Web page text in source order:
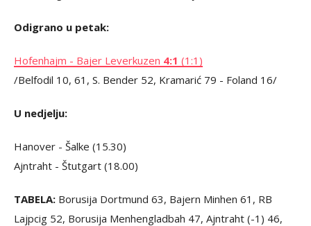
Odigrano u petak:
Hofenhajm - Bajer Leverkuzen 4:1 (1:1)
/Belfodil 10, 61, S. Bender 52, Kramarić 79 - Foland 16/
U nedjelju:
Hanover - Šalke (15.30)
Ajntraht - Štutgart (18.00)
TABELA: Borusija Dortmund 63, Bajern Minhen 61, RB
Lajpcig 52, Borusija Menhengladbah 47, Ajntraht (-1) 46,